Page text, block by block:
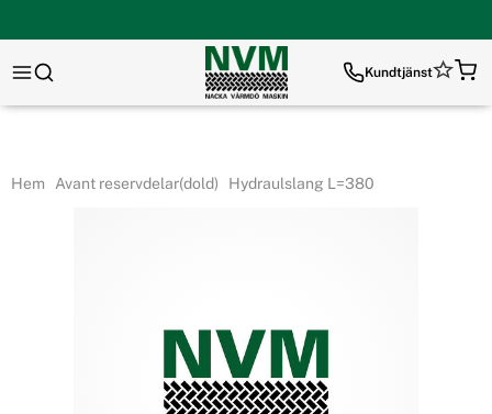
Kundtjänst
Hem Avant reservdelar(dold) Hydraulslang L=380